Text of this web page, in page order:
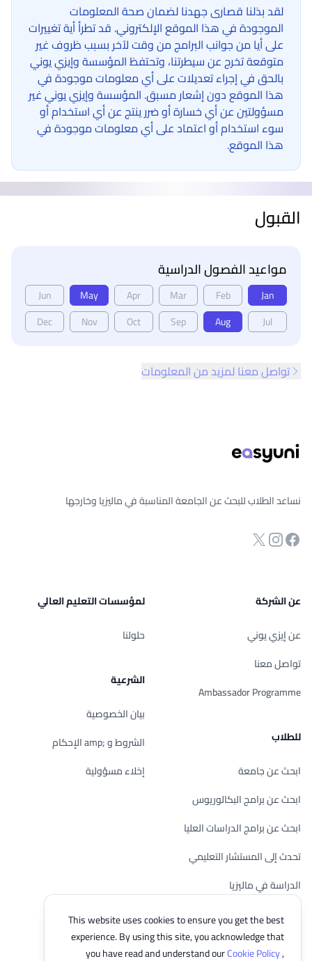
لقد بذلنا قصارى جهدنا لضمان صحة المعلومات
الموجودة في هذا الموقع الإلكتروني. قد تطرأ أية تغييرات
على أيا من جوانب البرامج من وقت لآخر بسبب ظروف غير
متوقعة تخرج عن سيطرتنا، وتحتفظ المؤسسة وإيزي يوني
بالحق في إجراء تعديلات على أي معلومات موجودة في
هذا الموقع دون إشعار مسبق. المؤسسة وإيزي يوني غير
مسؤولتين عن أي خسارة أو ضرر ينتج عن أي استخدام أو
سوء استخدام أو اعتماد على أي معلومات موجودة في
هذا الموقع.
القبول
مواعيد الفصول الدراسية
Jan
Feb
Mar
Apr
May
Jun
Jul
Aug
Sep
Oct
Nov
Dec
تواصل معنا لمزيد من المعلومات
This website uses cookies to ensure you get the best
experience. By using this site, you acknowledge that
you have read and understand ourCookie Policy,
نساعد الطلاب للبحث عن الجامعة المناسبة في ماليزيا وخارجها
صفحة الفيسبوك
انستجرام
Twitter
عن الشركة
عن إيزي يوني
تواصل معنا
Ambassador Programme
للطلاب
ابحث عن جامعة
ابحث عن برامج البكالوريوس
ابحث عن برامج الدراسات العليا
تحدث إلى المستشار التعليمي
الدراسة في ماليزيا
تحقق من أهليتك
لمؤسسات التعليم العالي
حلولنا
الشرعية
بيان الخصوصية
الشروط و ;amp الإحكام
إخلاء مسؤولية